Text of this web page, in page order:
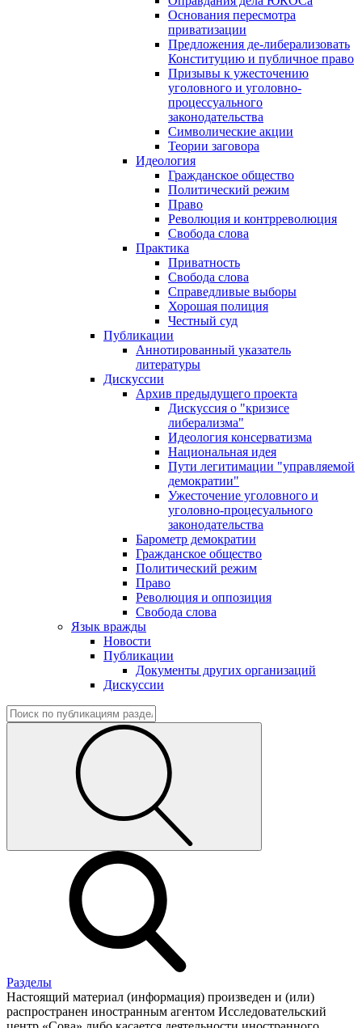
Основания пересмотра
приватизации
Предложения де-либерализовать
Конституцию и публичное право
Призывы к ужесточению
уголовного и уголовно-
процессуального
законодательства
Символические акции
Теории заговора
Идеология
Гражданское общество
Политический режим
Право
Революция и контрреволюция
Свобода слова
Практика
Приватность
Свобода слова
Справедливые выборы
Хорошая полиция
Честный суд
Публикации
Аннотированный указатель
литературы
Дискуссии
Архив предыдущего проекта
Дискуссия о "кризисе
либерализма"
Идеология консерватизма
Национальная идея
Пути легитимации "управляемой
демократии"
Ужесточение уголовного и
уголовно-процесуального
законодательства
Барометр демократии
Гражданское общество
Политический режим
Право
Революция и оппозиция
Свобода слова
Язык вражды
Новости
Публикации
Документы других организаций
Дискуссии
Разделы
Настоящий материал (информация) произведен и (или)
распространен иностранным агентом Исследовательский